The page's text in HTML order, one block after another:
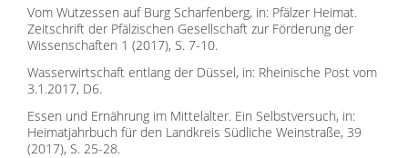
Vom Wutzessen auf Burg Scharfenberg, in: Pfälzer Heimat.
Zeitschrift der Pfälzischen Gesellschaft zur Förderung der
Wissenschaften 1 (2017), S. 7-10.
Wasserwirtschaft entlang der Düssel, in: Rheinische Post vom
3.1.2017, D6.
Essen und Ernährung im Mittelalter. Ein Selbstversuch, in:
Heimatjahrbuch für den Landkreis Südliche Weinstraße, 39
(2017), S. 25-28.